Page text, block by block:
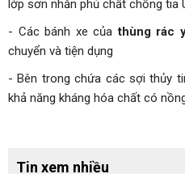
lớp sơn nhẵn phủ chất chống tia
- Các bánh xe củathùng rác
chuyển và tiện dụng
- Bên trong chứa các sợi thủy
khả năng kháng hóa chất có
Tin xem nhiều